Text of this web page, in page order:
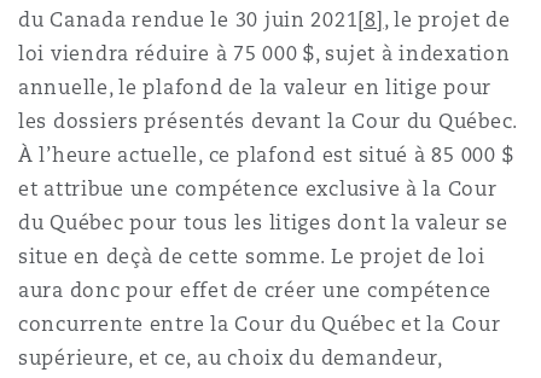
du Canada rendue le 30 juin 2021[8] , le projet de
loi viendra réduire à 75 000 $, sujet à indexation
annuelle, le plafond de la valeur en litige pour
les dossiers présentés devant la Cour du Québec.
À l’heure actuelle, ce plafond est situé à 85 000 $
et attribue une compétence exclusive à la Cour
du Québec pour tous les litiges dont la valeur se
situe en deçà de cette somme. Le projet de loi
aura donc pour effet de créer une compétence
concurrente entre la Cour du Québec et la Cour
supérieure, et ce, au choix du demandeur,